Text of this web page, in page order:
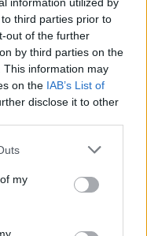
third parties prior to
out of the further
by third parties on the
This information may
on the IAB’s List of
disclose it to other
my